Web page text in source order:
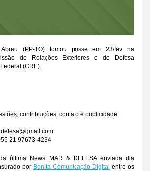
(PP-TO) tomou posse em 23/fev na
de Relações Exteriores e de Defesa
(CRE).
contribuições, contato e publicidade:
21 97673-4234
da última News MAR & DEFESA enviada dia
por Bonita Comunicação Digital entre os